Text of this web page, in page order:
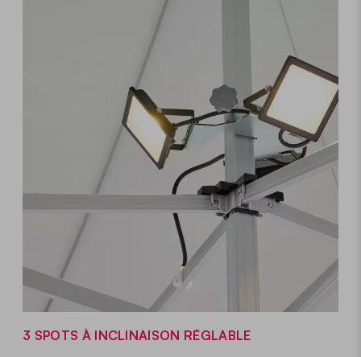
3 SPOTS À INCLINAISON RÉGLABLE